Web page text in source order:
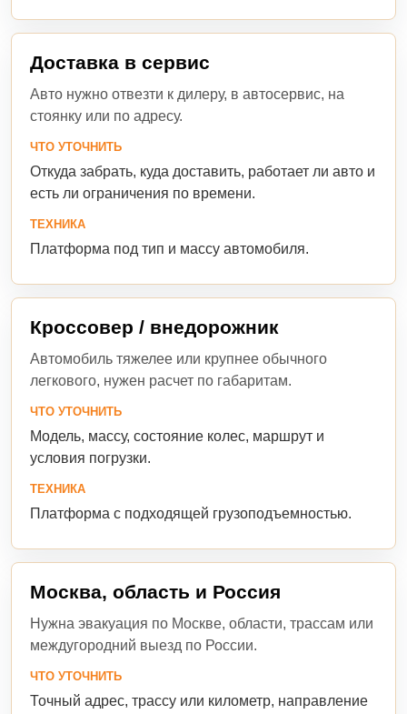
Доставка в сервис
Авто нужно отвезти к дилеру, в автосервис, на
стоянку или по адресу.
ЧТО УТОЧНИТЬ
Откуда забрать, куда доставить, работает ли авто и
есть ли ограничения по времени.
ТЕХНИКА
Платформа под тип и массу автомобиля.
Кроссовер / внедорожник
Автомобиль тяжелее или крупнее обычного
легкового, нужен расчет по габаритам.
ЧТО УТОЧНИТЬ
Модель, массу, состояние колес, маршрут и
условия погрузки.
ТЕХНИКА
Платформа с подходящей грузоподъемностью.
Москва, область и Россия
Нужна эвакуация по Москве, области, трассам или
междугородний выезд по России.
ЧТО УТОЧНИТЬ
Точный адрес, трассу или километр, направление